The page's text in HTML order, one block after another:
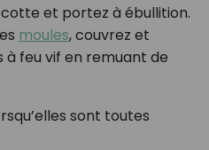
et portez à ébullition.
moules, couvrez et
à feu vif en remuant de
sont toutes